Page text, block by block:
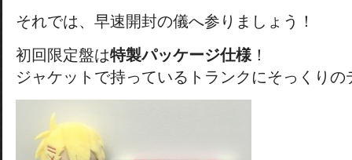
それでは、早速開封の儀へ参りましょう！
初回限定盤は特製パッケージ仕様 ！
ジャケットで持っているトランクにそっくりの